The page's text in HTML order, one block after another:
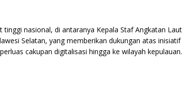
nasional, di antaranya Kepala Staf Angkatan Laut
Selatan, yang memberikan dukungan atas inisiatif
cakupan digitalisasi hingga ke wilayah kepulauan.